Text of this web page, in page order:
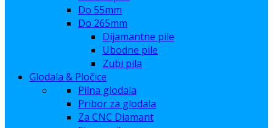
Do 55mm
Do 265mm
Dijamantne pile
Ubodne pile
Zubi pila
Glodala & Pločice
Pilna glodala
Pribor za glodala
Za CNC Diamant